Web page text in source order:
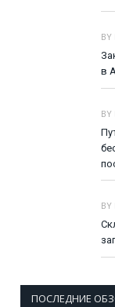
BY
в
BY
BY
ПОСЛЕДНИЕ